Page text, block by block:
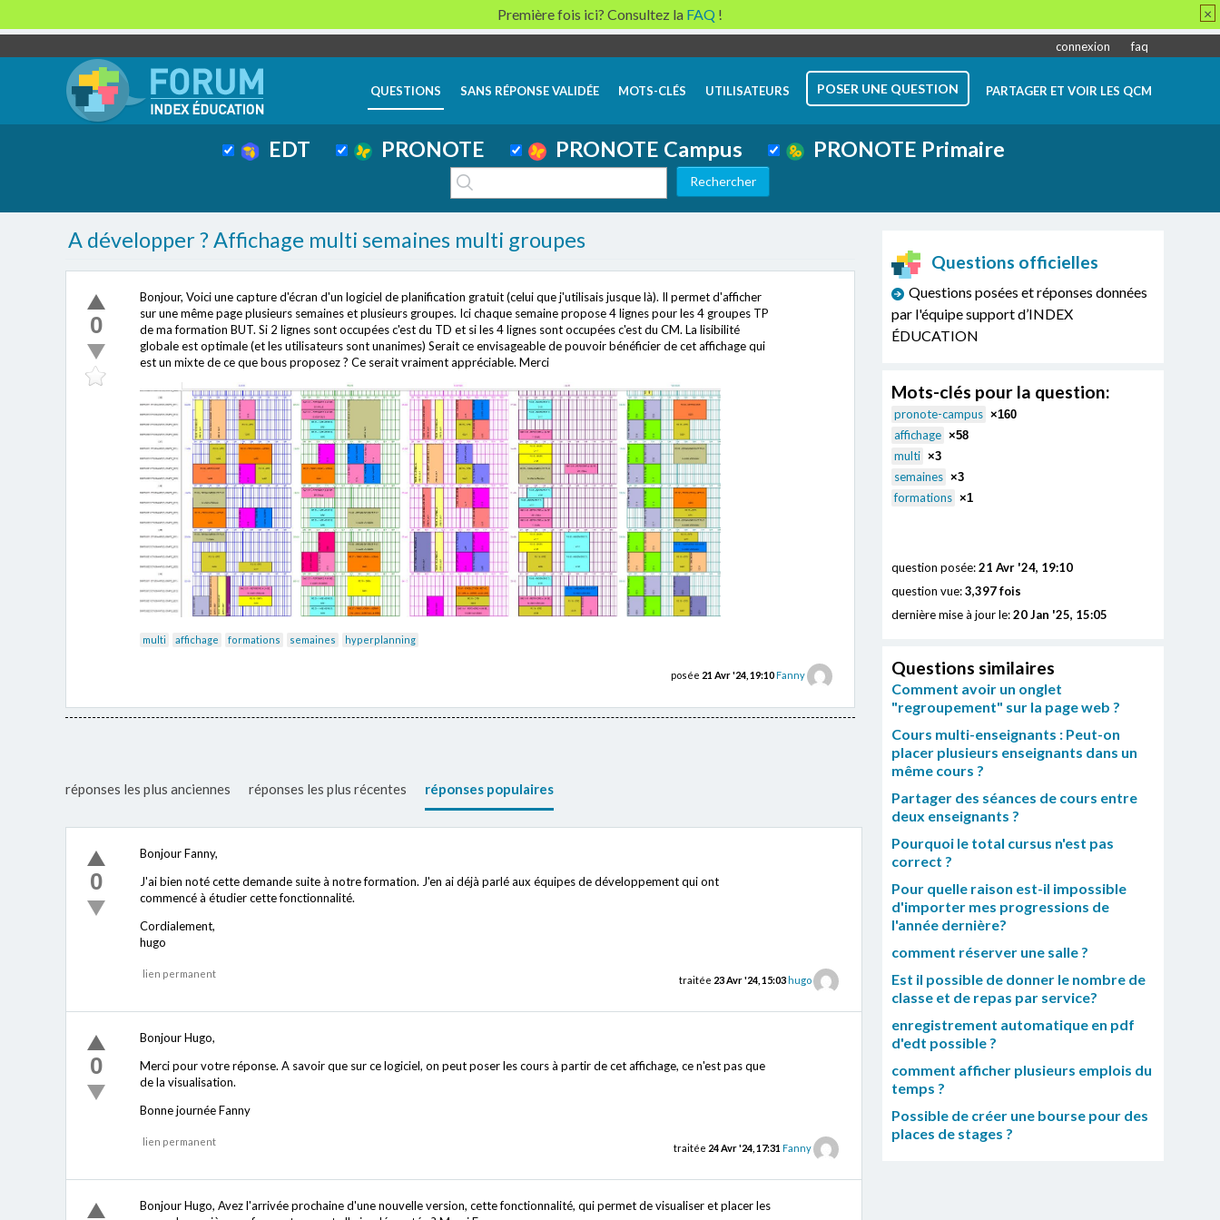
connexion faq
QUESTIONS SANS RÉPONSE VALIDÉE MOTS-CLÉS UTILISATEURS POSER UNE QUESTION PARTAGER ET VOIR LES QCM
EDT PRONOTE PRONOTE Campus PRONOTE Primaire
A développer ? Affichage multi semaines multi groupes
0
Bonjour, Voici une capture d'écran d'un logiciel de planification gratuit (celui que j'utilisais jusque là). Il permet d'afficher
sur une même page plusieurs semaines et plusieurs groupes. Ici chaque semaine propose 4 lignes pour les 4 groupes TP
de ma formation BUT. Si 2 lignes sont occupées c'est du TD et si les 4 lignes sont occupées c'est du CM. La lisibilité
globale est optimale (et les utilisateurs sont unanimes) Serait ce envisageable de pouvoir bénéficier de cet affichage qui
est un mixte de ce que bous proposez ? Ce serait vraiment appréciable. Merci
multi affichage formations semaines hyperplanning
posée 21 Avr '24, 19:10Fanny
réponses les plus anciennes réponses les plus récentes réponses populaires
0
Bonjour Fanny,
J'ai bien noté cette demande suite à notre formation. J'en ai déjà parlé aux équipes de développement qui ont
commencé à étudier cette fonctionnalité.
Cordialement,
hugo
lien permanent
traitée 23 Avr '24, 15:03hugo
0
Bonjour Hugo,
Merci pour votre réponse. A savoir que sur ce logiciel, on peut poser les cours à partir de cet affichage, ce n'est pas que
de la visualisation.
Bonne journée Fanny
lien permanent
traitée 24 Avr '24, 17:31 Fanny
Bonjour Hugo, Avez l'arrivée prochaine d'une nouvelle version, cette fonctionnalité, qui permet de visualiser et placer les
Questions officielles
Questions posées et réponses données
par l'équipe support d’INDEX
ÉDUCATION
Mots-clés pour la question:
pronote-campus ×160
affichage ×58
multi ×3
semaines ×3
formations ×1
question posée:21 Avr '24, 19:10
question vue:3,397 fois
dernière mise à jour le:20 Jan '25, 15:05
Questions similaires
Comment avoir un onglet
"regroupement" sur la page web ?
Cours multi-enseignants : Peut-on
placer plusieurs enseignants dans un
même cours ?
Partager des séances de cours entre
deux enseignants ?
Pourquoi le total cursus n'est pas
correct ?
Pour quelle raison est-il impossible
d'importer mes progressions de
l'année dernière?
comment réserver une salle ?
Est il possible de donner le nombre de
classe et de repas par service?
enregistrement automatique en pdf
d'edt possible ?
comment afficher plusieurs emplois du
temps ?
Possible de créer une bourse pour des
places de stages ?
Première fois ici? Consultez la FAQ ! ×